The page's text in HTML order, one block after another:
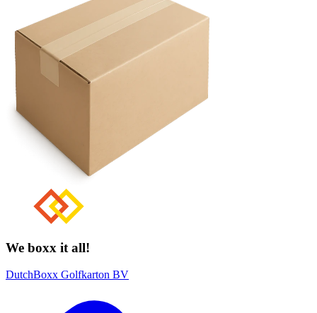
We boxx it all!
DutchBoxx Golfkarton BV